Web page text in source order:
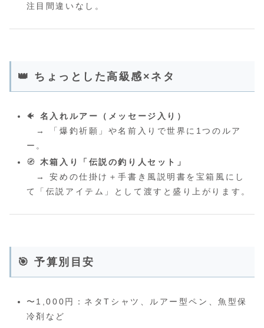
注目間違いなし。
👑 ちょっとした高級感×ネタ
🐠 名入れルアー（メッセージ入り）
→ 「爆釣祈願」や名前入りで世界に1つのルア
ー。
🧭 木箱入り「伝説の釣り人セット」
→ 安めの仕掛け＋手書き風説明書を宝箱風にし
て「伝説アイテム」として渡すと盛り上がります。
🎯 予算別目安
〜1,000円：ネタTシャツ、ルアー型ペン、魚型保
冷剤など